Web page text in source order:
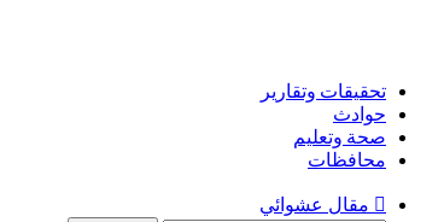
تحقيقات وتقارير
حوادث
صحة وتعليم
محافظات
مقال عشوائي